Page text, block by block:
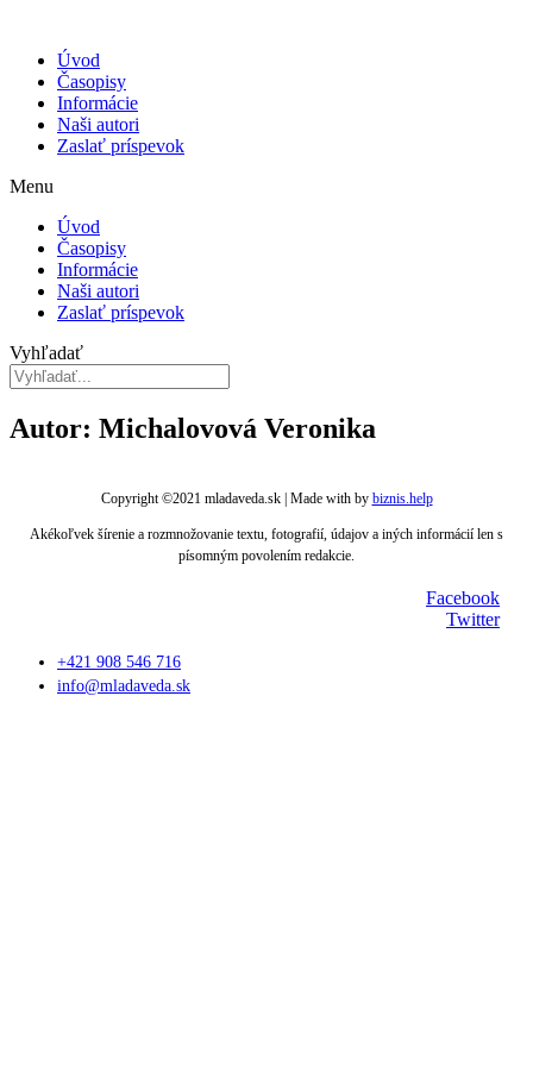
Úvod
Časopisy
Informácie
Naši autori
Zaslať príspevok
Menu
Úvod
Časopisy
Informácie
Naši autori
Zaslať príspevok
Vyhľadať
Autor: Michalovová Veronika
Copyright ©2021 mladaveda.sk | Made with by biznis.help
Akékoľvek šírenie a rozmnožovanie textu, fotografií, údajov a iných informácií len s
písomným povolením redakcie.
Facebook
Twitter
+421 908 546 716
info@mladaveda.sk